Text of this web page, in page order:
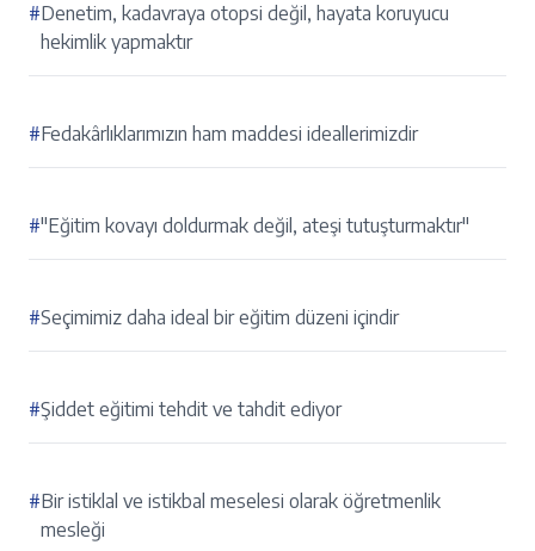
#Denetim, kadavraya otopsi değil, hayata koruyucu
hekimlik yapmaktır
#Fedakârlıklarımızın ham maddesi ideallerimizdir
#"Eğitim kovayı doldurmak değil, ateşi tutuşturmaktır"
#Seçimimiz daha ideal bir eğitim düzeni içindir
#Şiddet eğitimi tehdit ve tahdit ediyor
#Bir istiklal ve istikbal meselesi olarak öğretmenlik
mesleği